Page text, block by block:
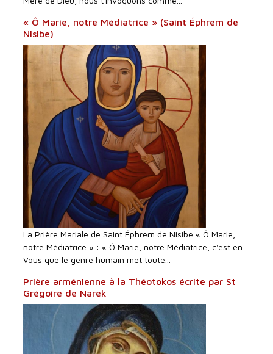
« Ô Marie, notre Médiatrice » (Saint Éphrem de
Nisibe)
La Prière Mariale de Saint Éphrem de Nisibe « Ô Marie,
notre Médiatrice » : « Ô Marie, notre Médiatrice, c'est en
Vous que le genre humain met toute...
Prière arménienne à la Théotokos écrite par St
Grégoire de Narek